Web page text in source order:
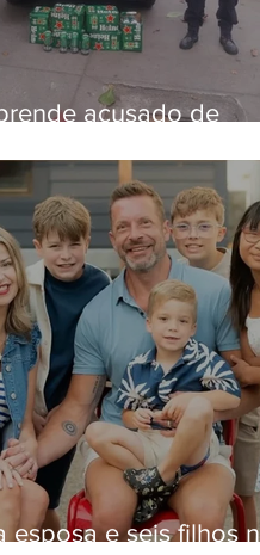
acusado de
esposa e seis filhos